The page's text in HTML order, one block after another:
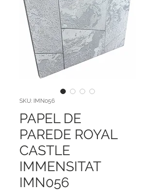
SKU: IMN056
PAPEL DE
PAREDE ROYAL
CASTLE
IMMENSITAT
IMN056